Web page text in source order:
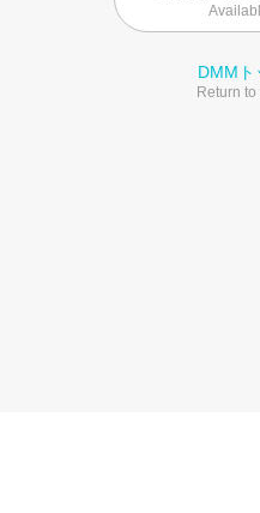
DMMト
Return